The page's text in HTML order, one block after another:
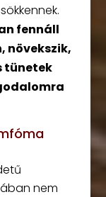
fennáll
növekszik,
tünetek
nem